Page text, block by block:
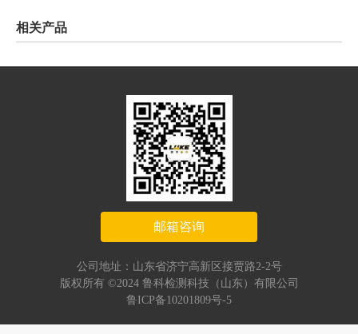
相关产品
邮箱咨询
公司地址：山东省济宁高新区接贾路2-2号
版权所有 ©2024 鲁科检测科技（山东）有限公司
鲁ICP备10201809号-5